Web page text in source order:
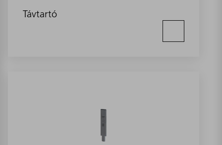
Távtartó